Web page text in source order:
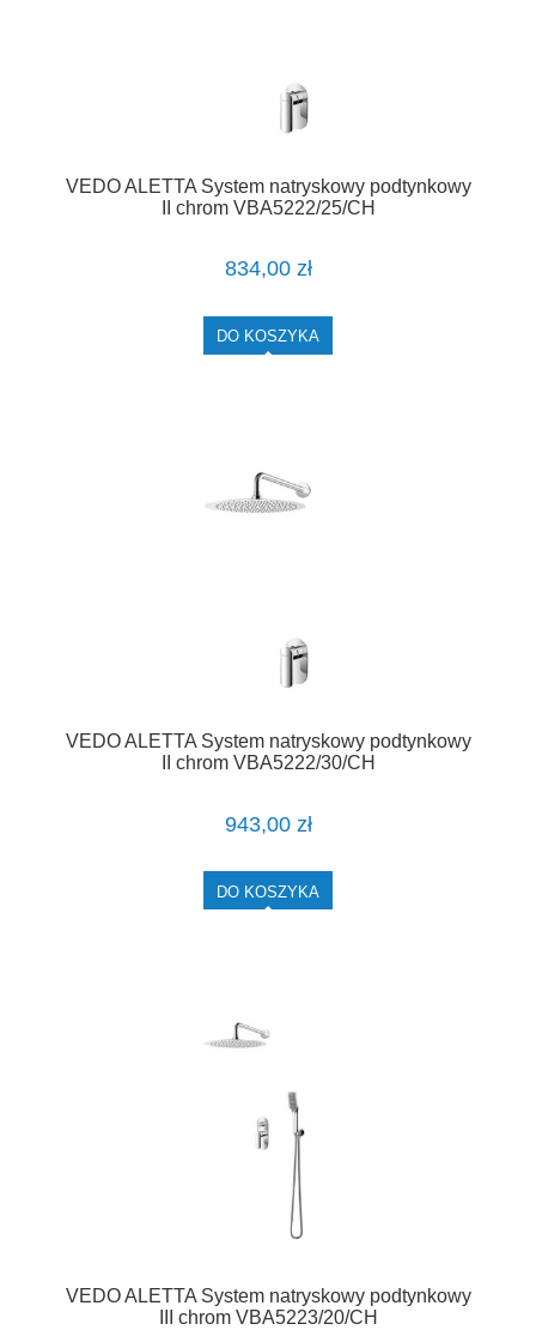
VEDO ALETTA System natryskowy podtynkowy
II chrom VBA5222/25/CH
834,00 zł
DO KOSZYKA
VEDO ALETTA System natryskowy podtynkowy
II chrom VBA5222/30/CH
943,00 zł
DO KOSZYKA
VEDO ALETTA System natryskowy podtynkowy
III chrom VBA5223/20/CH